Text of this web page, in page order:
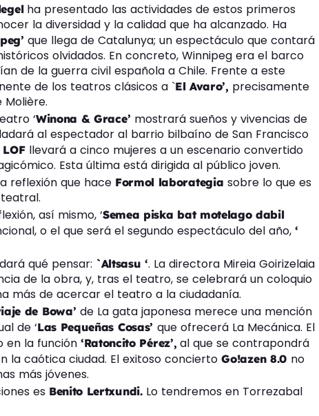
ha presentado las actividades de estos primeros
la diversidad y la calidad que ha alcanzado. Ha
que llega de Catalunya; un espectáculo que contará
olvidados. En concreto, Winnipeg era el barco
de la guerra civil española a Chile. Frente a este
de los teatros clásicos a `El Avaro’, precisamente
‘Winona & Grace’ mostrará sueños y vivencias de
al espectador al barrio bilbaíno de San Francisco
LOF llevará a cinco mujeres a un escenario convertido
Esta última está dirigida al público joven.
reflexión que hace Formol laborategia sobre lo que es
así mismo, ‘Semea piska bat motelago dabil
o el que será el segundo espectáculo del año,‘
qué pensar: `Altsasu ‘. La directora Mireia Goirizelaia
de la obra, y, tras el teatro, se celebrará un coloquio
más de acercar el teatro a la ciudadanía.
de Bowa’ de La gata japonesa merece una mención
de ‘Las Pequeñas Cosas’ que ofrecerá La Mecánica. El
en la función ‘Ratoncito Pérez’, al que se contrapondrá
la caótica ciudad. El exitoso conciertoGo!azen 8.0 no
más jóvenes.
es Benito Lertxundi.Lo tendremos en Torrezabal